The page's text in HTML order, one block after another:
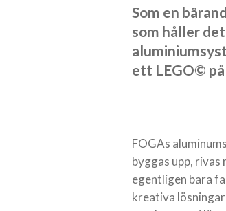
Som en
som håller
ett LEGO© på
FOGAs
byggas upp, rivas
egentligen bara
kreativa